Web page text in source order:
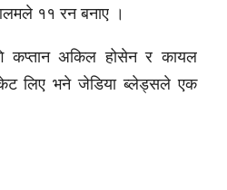
११ रन बनाए ।
कप्तान अकिल होसेन र कायल
लिए भने जेडिया ब्लेड्सले एक